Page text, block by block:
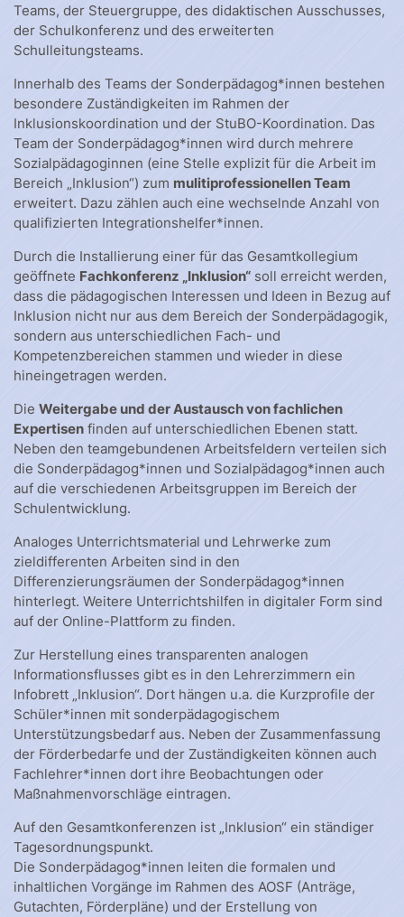
Teams, der Steuergruppe, des didaktischen Ausschusses,
der Schulkonferenz und des erweiterten
Schulleitungsteams.
Innerhalb des Teams der Sonderpädagog*innen bestehen
besondere Zuständigkeiten im Rahmen der
Inklusionskoordination und der StuBO-Koordination. Das
Team der Sonderpädagog*innen wird durch mehrere
Sozialpädagoginnen (eine Stelle explizit für die Arbeit im
Bereich „Inklusion“) zum mulitiprofessionellen Team
erweitert. Dazu zählen auch eine wechselnde Anzahl von
qualifizierten Integrationshelfer*innen.
Durch die Installierung einer für das Gesamtkollegium
geöffnete Fachkonferenz „Inklusion“ soll erreicht werden,
dass die pädagogischen Interessen und Ideen in Bezug auf
Inklusion nicht nur aus dem Bereich der Sonderpädagogik,
sondern aus unterschiedlichen Fach- und
Kompetenzbereichen stammen und wieder in diese
hineingetragen werden.
Die Weitergabe und der Austausch von fachlichen
Expertisen finden auf unterschiedlichen Ebenen statt.
Neben den teamgebundenen Arbeitsfeldern verteilen sich
die Sonderpädagog*innen und Sozialpädagog*innen auch
auf die verschiedenen Arbeitsgruppen im Bereich der
Schulentwicklung.
Analoges Unterrichtsmaterial und Lehrwerke zum
zieldifferenten Arbeiten sind in den
Differenzierungsräumen der Sonderpädagog*innen
hinterlegt. Weitere Unterrichtshilfen in digitaler Form sind
auf der Online-Plattform zu finden.
Zur Herstellung eines transparenten analogen
Informationsflusses gibt es in den Lehrerzimmern ein
Infobrett „Inklusion“. Dort hängen u.a. die Kurzprofile der
Schüler*innen mit sonderpädagogischem
Unterstützungsbedarf aus. Neben der Zusammenfassung
der Förderbedarfe und der Zuständigkeiten können auch
Fachlehrer*innen dort ihre Beobachtungen oder
Maßnahmenvorschläge eintragen.
Auf den Gesamtkonferenzen ist „Inklusion“ ein ständiger
Tagesordnungspunkt.
Die Sonderpädagog*innen leiten die formalen und
inhaltlichen Vorgänge im Rahmen des AOSF (Anträge,
Gutachten, Förderpläne) und der Erstellung von